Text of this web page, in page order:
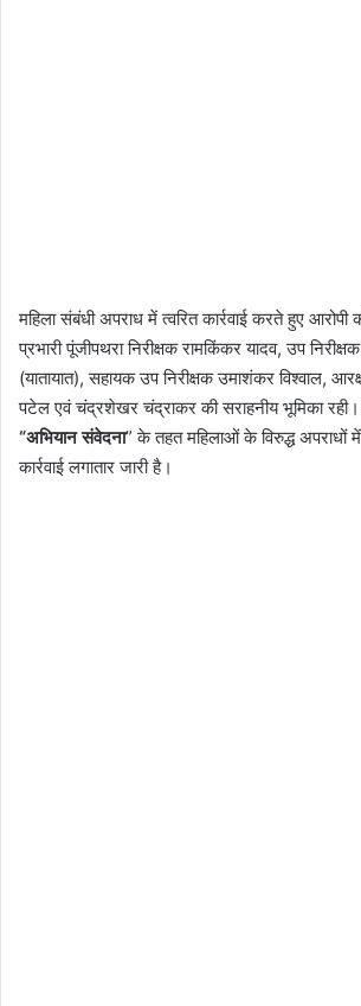
महिला संबंधी अपराध में त्वरित कार्रवाई करते हुए आरोपी
प्रभारी पूंजीपथरा निरीक्षक रामकिंकर यादव, उप
(यातायात), सहायक उप निरीक्षक उमाशंकर विश्वाल,
पटेल एवं चंद्रशेखर चंद्राकर की सराहनीय भूमिका रही।
“अभियान संवेदना” के तहत महिलाओं के विरुद्ध अपराधों में
कार्रवाई लगातार जारी है।